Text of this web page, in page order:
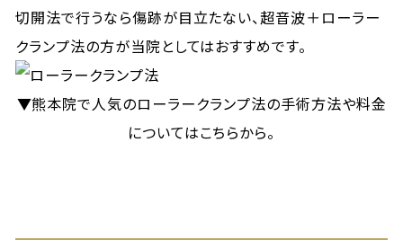
切開法で行うなら傷跡が目立たない、超音波＋ローラー
クランプ法の方が当院としてはおすすめです。
▼熊本院で人気のローラークランプ法の手術方法や料金
についてはこちらから。